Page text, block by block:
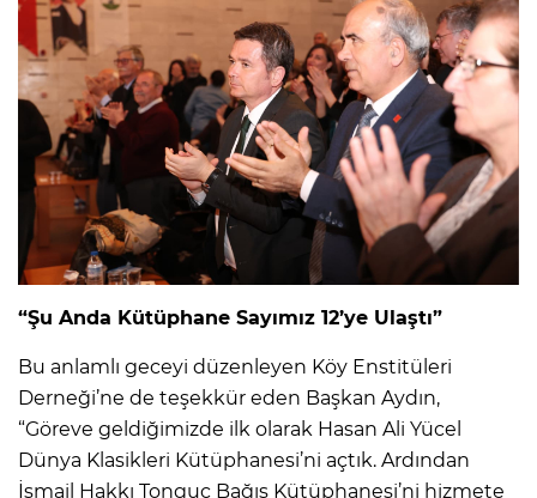
“Şu Anda Kütüphane Sayımız 12’ye Ulaştı”
Bu anlamlı geceyi düzenleyen Köy Enstitüleri
Derneği’ne de teşekkür eden Başkan Aydın,
“Göreve geldiğimizde ilk olarak Hasan Ali Yücel
Dünya Klasikleri Kütüphanesi’ni açtık. Ardından
İsmail Hakkı Tonguç Bağış Kütüphanesi’ni hizmete